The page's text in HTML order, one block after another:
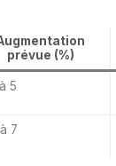
prévue (%)
5
7